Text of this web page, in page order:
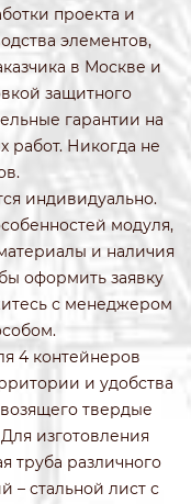
проекта и
элементов,
в Москве и
защитного
гарантии на
работ. Никогда не
индивидуально.
модуля,
и наличия
оформить заявку
с менеджером
4 контейнеров
и удобства
твердые
изготовления
труба различного
– стальной лист с